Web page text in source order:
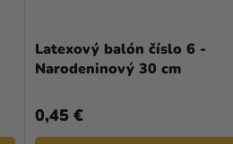
Latexový balón číslo 6 -
Narodeninový 30 cm
0,45 €